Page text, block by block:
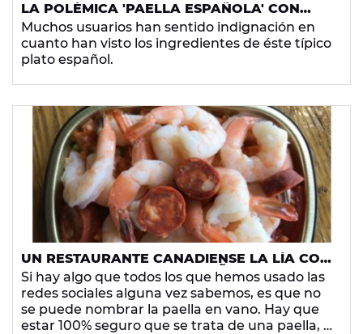
LA POLÉMICA 'PAELLA ESPAÑOLA' CON
CEBOLLA Y CHORIZO QUE SE HA HECHO
VIRAL EN INSTAGRAM
Muchos usuarios han sentido indignación en
cuanto han visto los ingredientes de éste típico
plato español.
UN RESTAURANTE CANADIENSE LA LÍA CON
SU PLATO DE 'PAELLA ESPAÑOLA' CON
GAMBAS, CHORIZO, TOMATE, GUISANTES Y
PIMIENTO
Si hay algo que todos los que hemos usado las
redes sociales alguna vez sabemos, es que no
se puede nombrar la paella en vano. Hay que
estar 100% seguro que se trata de una paella, y